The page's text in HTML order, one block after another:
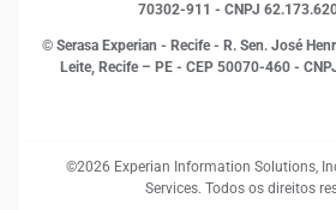
70302-911 - CNPJ
© Serasa Experian - Recife - R. Sen. José
Leite, Recife – PE - CEP 50070-460 -
©2026 Experian Information Solutions,
Services. Todos os direitos